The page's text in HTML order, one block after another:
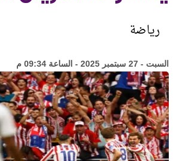
رياضة
السبت - 27 سبتمبر 2025 - الساعة 09:34 م